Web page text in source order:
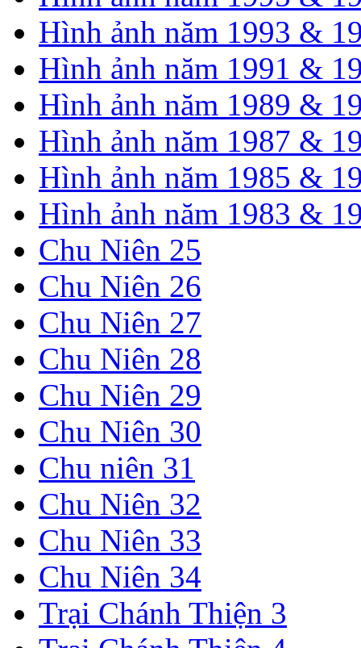
Hình ảnh năm 1993 &
Hình ảnh năm 1991 &
Hình ảnh năm 1989 &
Hình ảnh năm 1987 &
Hình ảnh năm 1985 &
Hình ảnh năm 1983 &
Chu Niên 25
Chu Niên 26
Chu Niên 27
Chu Niên 28
Chu Niên 29
Chu Niên 30
Chu niên 31
Chu Niên 32
Chu Niên 33
Chu Niên 34
Trại Chánh Thiện 3